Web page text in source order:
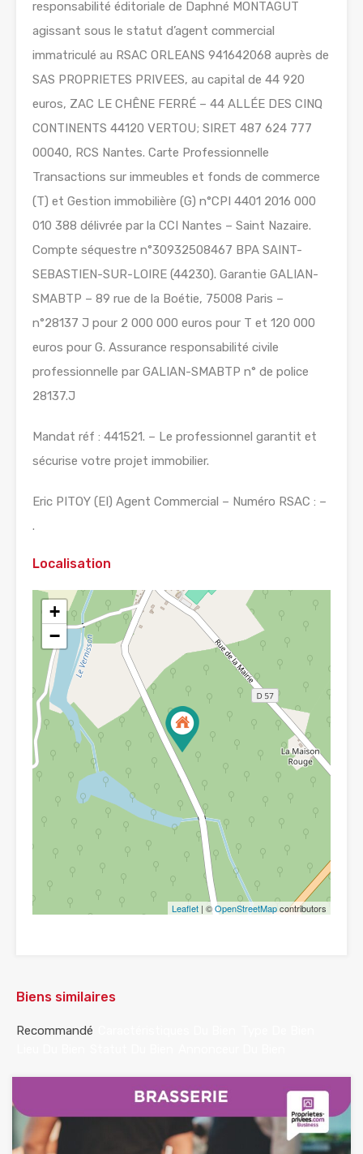
responsabilité éditoriale de Daphné MONTAGUT
agissant sous le statut d’agent commercial
immatriculé au RSAC ORLEANS 941642068 auprès de
SAS PROPRIETES PRIVEES, au capital de 44 920
euros, ZAC LE CHÊNE FERRÉ – 44 ALLÉE DES CINQ
CONTINENTS 44120 VERTOU; SIRET 487 624 777
00040, RCS Nantes. Carte Professionnelle
Transactions sur immeubles et fonds de commerce
(T) et Gestion immobilière (G) n°CPI 4401 2016 000
010 388 délivrée par la CCI Nantes – Saint Nazaire.
Compte séquestre n°30932508467 BPA SAINT-
SEBASTIEN-SUR-LOIRE (44230). Garantie GALIAN-
SMABTP – 89 rue de la Boétie, 75008 Paris –
n°28137 J pour 2 000 000 euros pour T et 120 000
euros pour G. Assurance responsabilité civile
professionnelle par GALIAN-SMABTP n° de police
28137.J
Mandat réf : 441521. – Le professionnel garantit et
sécurise votre projet immobilier.
Eric PITOY (EI) Agent Commercial – Numéro RSAC : –
.
Localisation
+
−
Leaflet | ©OpenStreetMapcontributors
Biens similaires
Recommandé